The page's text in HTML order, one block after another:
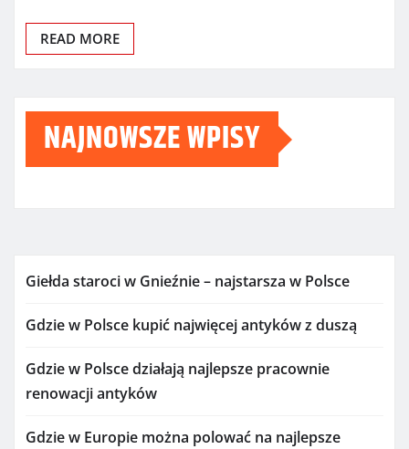
READ MORE
NAJNOWSZE WPISY
Giełda staroci w Gnieźnie – najstarsza w Polsce
Gdzie w Polsce kupić najwięcej antyków z duszą
Gdzie w Polsce działają najlepsze pracownie
renowacji antyków
Gdzie w Europie można polować na najlepsze